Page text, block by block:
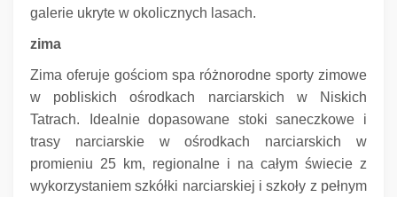
galerie ukryte w okolicznych lasach.
zima
Zima oferuje gościom spa różnorodne sporty zimowe
w pobliskich ośrodkach narciarskich w Niskich
Tatrach.
Idealnie dopasowane stoki saneczkowe i
trasy narciarskie w ośrodkach narciarskich w
promieniu 25 km, regionalne i na całym świecie z
wykorzystaniem szkółki narciarskiej i szkoły z pełnym